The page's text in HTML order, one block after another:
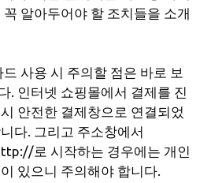
알아두어야 할 조치들을 소개
사용 시 주의할 점은 바로 보
. 인터넷 쇼핑몰에서 결제를 진
안전한 결제창으로 연결되었
다. 그리고 주소창에서
로 시작하는 경우에는 개인
있으니 주의해야 합니다.